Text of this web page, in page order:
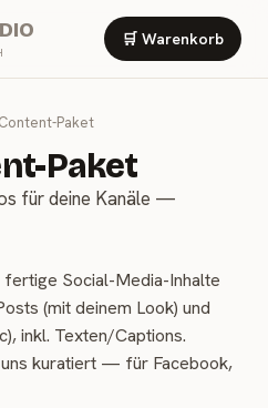
🛒 Warenkorb
Paket
Paket
für deine Kanäle —
Social-Media-Inhalte
(mit deinem Look) und
inkl. Texten/Captions.
kuratiert — für Facebook,